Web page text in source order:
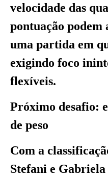
velocidade das
pontuação
uma partida em
exigindo foco
flexíveis.
Próximo desafio:
de peso
Com a
Stefani e